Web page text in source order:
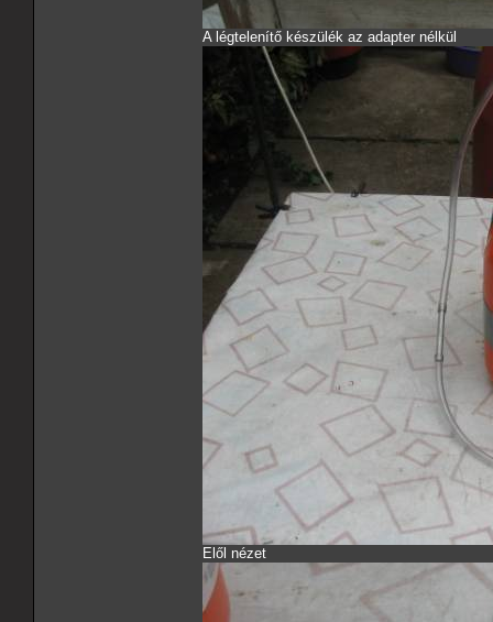
A légtelenítő készülék az adapter nélkül
Elől nézet